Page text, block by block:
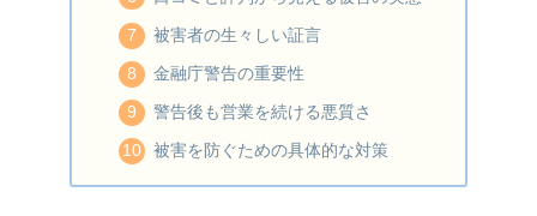
被害者の生々しい証言
金融庁警告の重要性
警告後も営業を続ける悪質さ
被害を防ぐための具体的な対策